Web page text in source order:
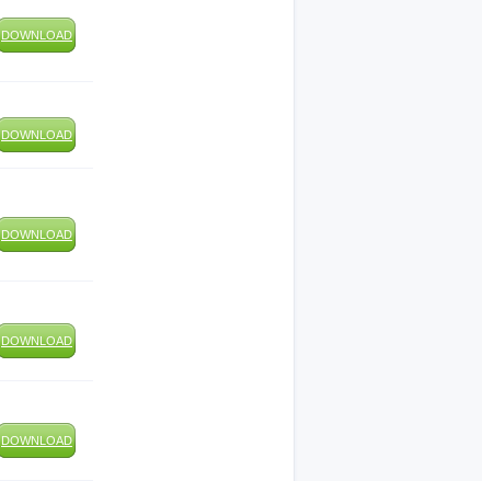
DOWNLOAD
DOWNLOAD
DOWNLOAD
DOWNLOAD
DOWNLOAD